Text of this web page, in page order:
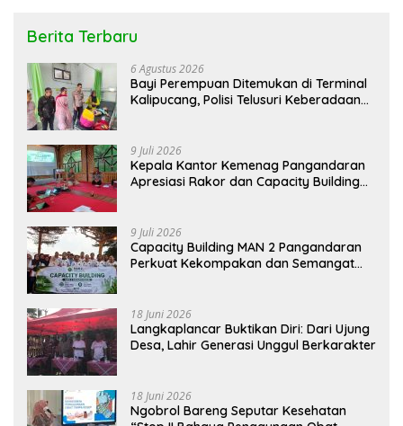
Berita Terbaru
6 Agustus 2026
Bayi Perempuan Ditemukan di Terminal
Kalipucang, Polisi Telusuri Keberadaan
9 Juli 2026
Kepala Kantor Kemenag Pangandaran
Apresiasi Rakor dan Capacity Building
9 Juli 2026
Capacity Building MAN 2 Pangandaran
Perkuat Kekompakan dan Semangat
18 Juni 2026
Langkaplancar Buktikan Diri: Dari Ujung
Desa, Lahir Generasi Unggul Berkarakter
18 Juni 2026
Ngobrol Bareng Seputar Kesehatan